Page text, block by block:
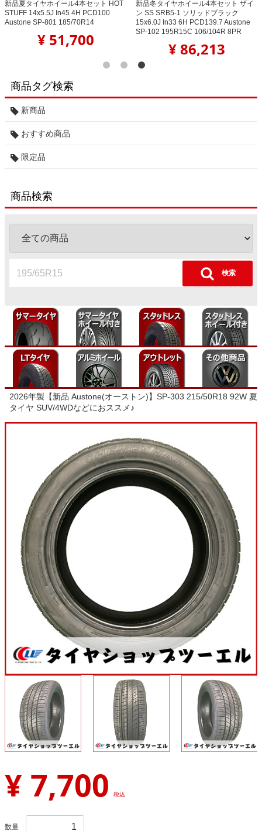
新品夏タイヤホイール4本セット HOT
STUFF 14x5.5J In45 4H PCD100
Austone SP-801 185/70R14
¥ 51,700
新品冬タイヤホイール4本セット ザイ
ン SS SRB5-1 ソリッドブラック
15x6.0J In33 6H PCD139.7 Austone
SP-102 195R15C 106/104R 8PR
¥ 86,213
商品タグ検索
新商品
おすすめ商品
限定品
商品検索
2026年製【新品 Austone(オーストン)】SP-303 215/50R18 92W 夏
タイヤ SUV/4WDなどにおススメ♪
¥ 7,700 税込
数量